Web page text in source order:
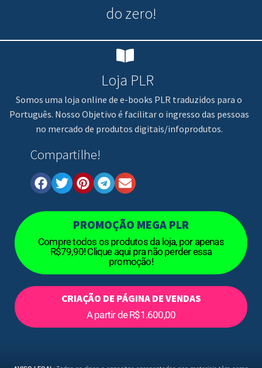
do zero!
Loja PLR
Somos uma loja online de e-books PLR traduzidos para o
Português. Nosso Objetivo é facilitar o ingresso das pessoas
no mercado de produtos digitais/infoprodutos.
Compartilhe!
PROMOÇÃO MEGA PLR
Compre todos os produtos da loja, por apenas
R$79,90! Clique aqui pra não perder essa
promoção!
CRIAÇÃO DE PÁGINA DE VENDAS
A partir de R$1.600,00